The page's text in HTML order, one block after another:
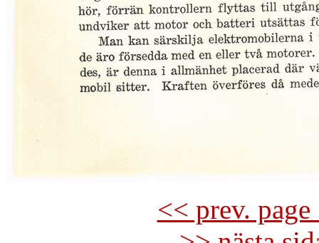
<< prev.